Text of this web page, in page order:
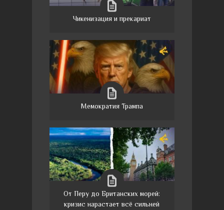
Чикенизация и прекариат
Мемократия Трампа
От Перу до Британских морей:
кризис нарастает всё сильней